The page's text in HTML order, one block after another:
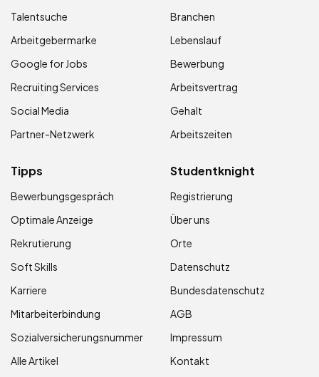
Talentsuche
Arbeitgebermarke
Google for Jobs
Recruiting Services
Social Media
Partner-Netzwerk
Branchen
Lebenslauf
Bewerbung
Arbeitsvertrag
Gehalt
Arbeitszeiten
Tipps
Bewerbungsgespräch
Optimale Anzeige
Rekrutierung
Soft Skills
Karriere
Mitarbeiterbindung
Sozialversicherungsnummer
Alle Artikel
Studentknight
Registrierung
Über uns
Orte
Datenschutz
Bundesdatenschutz
AGB
Impressum
Kontakt